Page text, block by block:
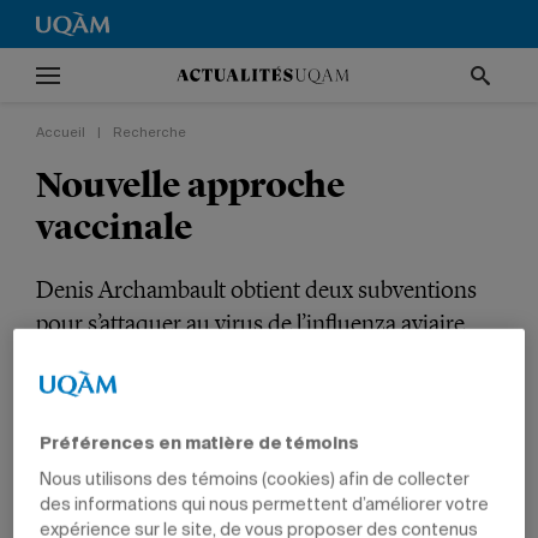
Accueil Recherche
Nouvelle approche
vaccinale
Denis Archambault obtient deux subventions
pour s’attaquer au virus de l’influenza aviaire.
RECHERCHE
Préférences en matière de témoins
Nous utilisons des témoins (cookies) afin de collecter
des informations qui nous permettent d’améliorer votre
expérience sur le site, de vous proposer des contenus